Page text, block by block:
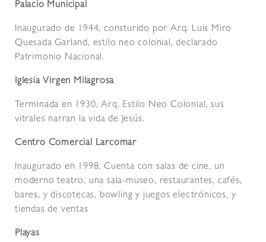
Palacio Municipal
Inaugurado de 1944, consturido por Arq. Luis Miro
Quesada Garland, estilo neo colonial, declarado
Patrimonio Nacional.
Iglesia Virgen Milagrosa
Terminada en 1930, Arq. Estilo Neo Colonial, sus
vitrales narran la vida de Jesús.
Centro Comercial Larcomar
Inaugurado en 1998. Cuenta con salas de cine, un
moderno teatro, una sala-museo, restaurantes, cafés,
bares, y discotecas, bowling y juegos electrónicos, y
tiendas de ventas
Playas